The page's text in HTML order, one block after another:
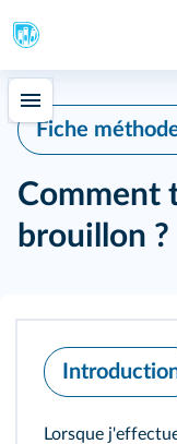
Fiche
Comment
brouillon ?
Lorsque